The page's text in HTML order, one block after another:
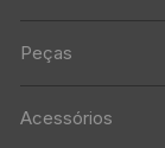
Peças
Acessórios